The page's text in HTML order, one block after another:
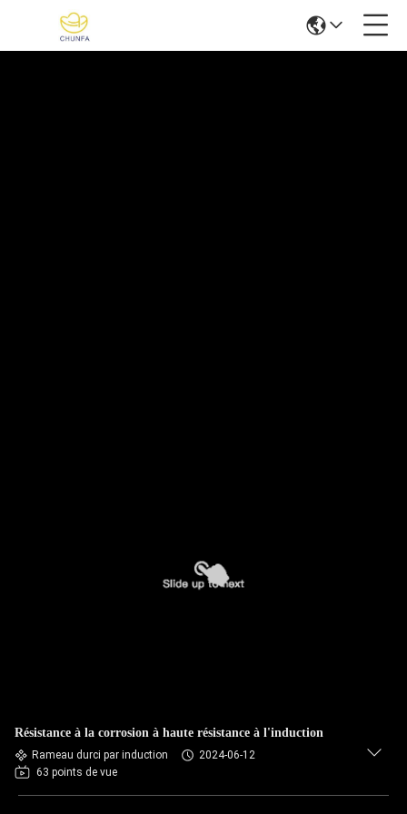
Résistance à la corrosion à haute résistance à l'induction
Rameau durci par induction
2024-06-12
63 points de vue